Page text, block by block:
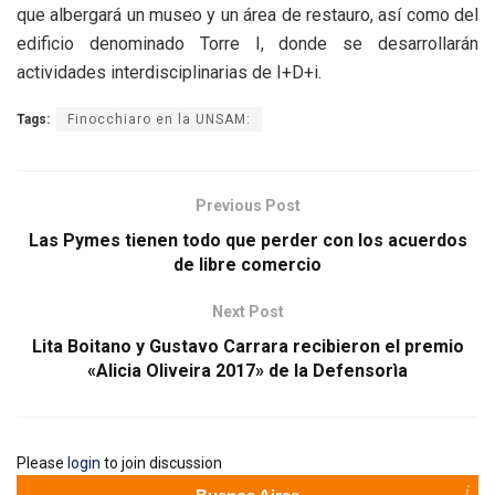
que albergará un museo y un área de restauro, así como del
edificio denominado Torre I, donde se desarrollarán
actividades interdisciplinarias de I+D+i.
Tags: Finocchiaro en la UNSAM:
Previous Post
Las Pymes tienen todo que perder con los acuerdos
de libre comercio
Next Post
Lita Boitano y Gustavo Carrara recibieron el premio
«Alicia Oliveira 2017» de la Defensorìa
Please login to join discussion